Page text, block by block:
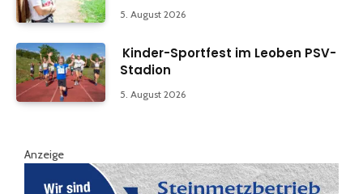
5. August 2026
Kinder-Sportfest im Leoben PSV-
Stadion
5. August 2026
Anzeige